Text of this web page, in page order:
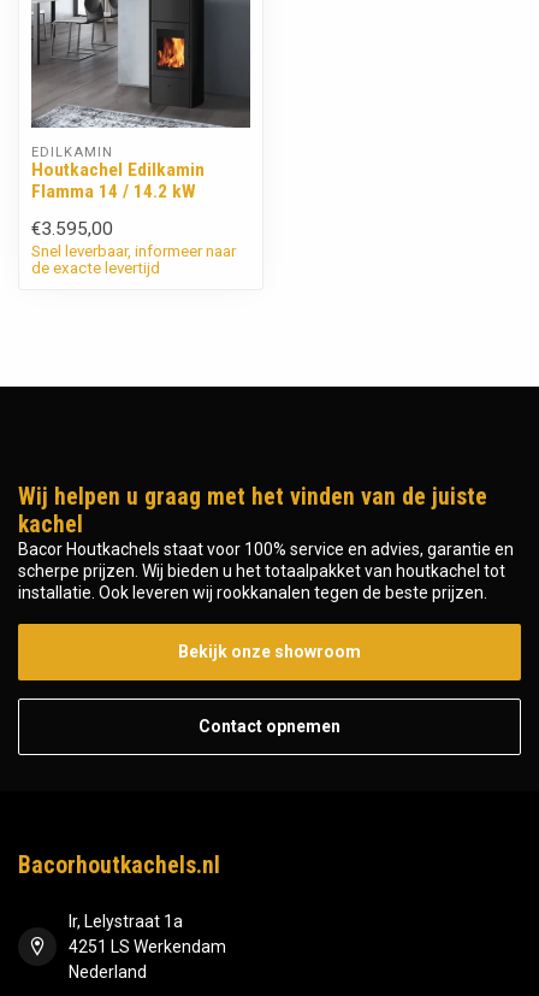
EDILKAMIN
Houtkachel Edilkamin
Flamma 14 / 14.2 kW
€3.595,00
Snel leverbaar, informeer naar
de exacte levertijd
Wij helpen u graag met het vinden van de juiste
kachel
Bacor Houtkachels staat voor 100% service en advies, garantie en
scherpe prijzen. Wij bieden u het totaalpakket van houtkachel tot
installatie. Ook leveren wij rookkanalen tegen de beste prijzen.
Bekijk onze showroom
Contact opnemen
Bacorhoutkachels.nl
Ir, Lelystraat 1a
4251 LS Werkendam
Nederland